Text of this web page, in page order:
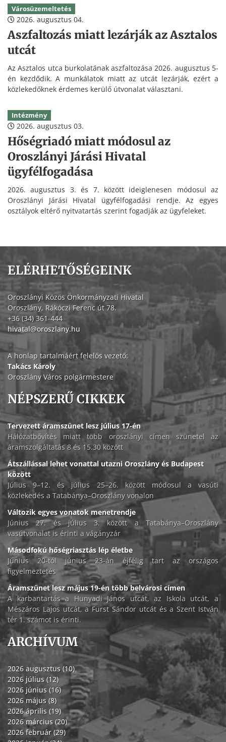
Városüzemeltetés
2026. augusztus 04.
Aszfaltozás miatt lezárják az Asztalos
utcát
Az Asztalos utca burkolatának aszfaltozása 2026. augusztus 5-
én kezdődik. A munkálatok miatt az utcát lezárják, ezért a
közlekedőknek érdemes kerülő útvonalat választani.
Intézmény
2026. augusztus 03.
Hőségriadó miatt módosul az
Oroszlányi Járási Hivatal
ügyfélfogadása
2026. augusztus 3. és 7. között ideiglenesen módosul az
Oroszlányi Járási Hivatal ügyfélfogadási rendje. Az egyes
osztályok eltérő nyitvatartás szerint fogadják az ügyfeleket.
ELÉRHETŐSÉGEINK
Oroszlányi Közös Önkormányzati Hivatal
Oroszlány, Rákóczi Ferenc út 78.
+36 (34) 361-444
hivatal@oroszlany.hu
A honlap tartalmáért felelős vezető:
Takács Károly
Oroszlány Város polgármestere
NÉPSZERŰ CIKKEK
Tervezett áramszünet lesz július 17-én
Hálózatbővítés miatt több oroszlányi címen szünetel az
áramszolgáltatás 8 és 15.30 között
Átszállással lehet vonattal utazni Oroszlány és Budapest
között
Július 9–12. és július 25–26. között módosul a vasúti
közlekedés a Tatabánya–Oroszlány vonalon
Változik egyes vonatok menetrendje
Június 27. és július 3. között a Tatabánya–Oroszlány
vasútvonalat is érinti a vágányzár
Másodfokú hőségriasztás lép életbe
Június 20-tól június 23-án éjfélig tart az országos
figyelmeztetés
Áramszünet lesz május 19-én több belvárosi címen
A karbantartás a Hunyadi János utcát, az Iskola utcát, a
Mészáros Lajos utcát, a Fürst Sándor utcát és a Szent István
tér 1. számot is érinti.
ARCHÍVUM
2026 augusztus (10)
2026 július (12)
2026 június (16)
2026 május (8)
2026 április (19)
2026 március (20)
2026 február (29)